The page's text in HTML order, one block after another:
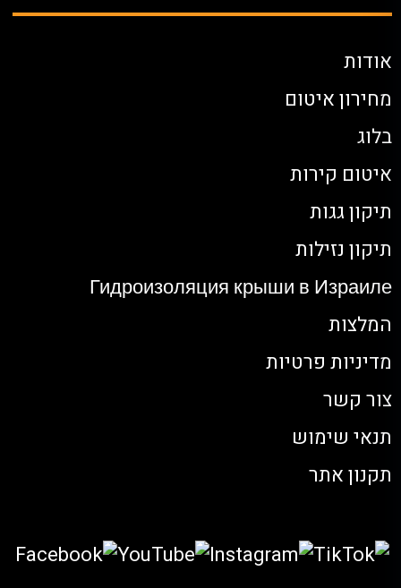
אודות
מחירון איטום
בלוג
איטום קירות
תיקון גגות
תיקון נזילות
Гидроизоляция крыши в Израиле
המלצות
מדיניות פרטיות
צור קשר
תנאי שימוש
תקנון אתר